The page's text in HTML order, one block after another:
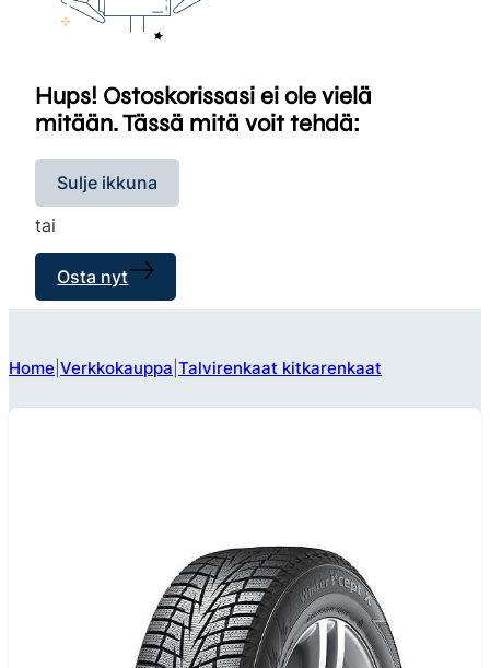
Hups! Ostoskorissasi ei ole vielä
mitään. Tässä mitä voit tehdä:
Sulje ikkuna
tai
Osta nyt
Home Verkkokauppa Talvirenkaat kitkarenkaat